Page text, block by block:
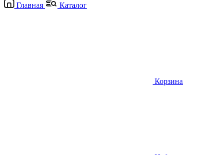
Главная
Каталог
Корзина